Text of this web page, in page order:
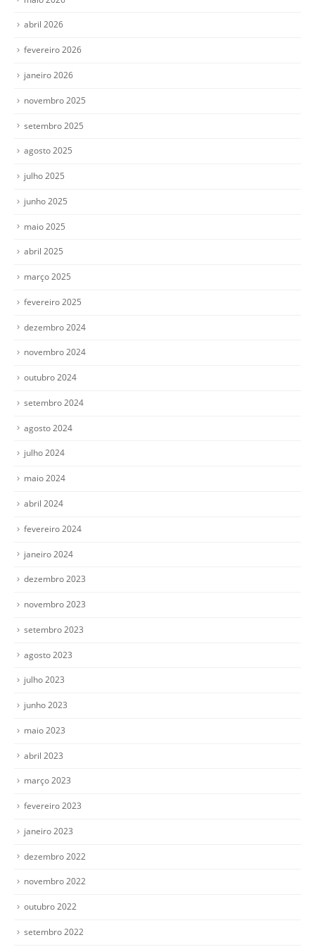
abril 2026
fevereiro 2026
janeiro 2026
novembro 2025
setembro 2025
agosto 2025
julho 2025
junho 2025
maio 2025
abril 2025
março 2025
fevereiro 2025
dezembro 2024
novembro 2024
outubro 2024
setembro 2024
agosto 2024
julho 2024
maio 2024
abril 2024
fevereiro 2024
janeiro 2024
dezembro 2023
novembro 2023
setembro 2023
agosto 2023
julho 2023
junho 2023
maio 2023
abril 2023
março 2023
fevereiro 2023
janeiro 2023
dezembro 2022
novembro 2022
outubro 2022
setembro 2022